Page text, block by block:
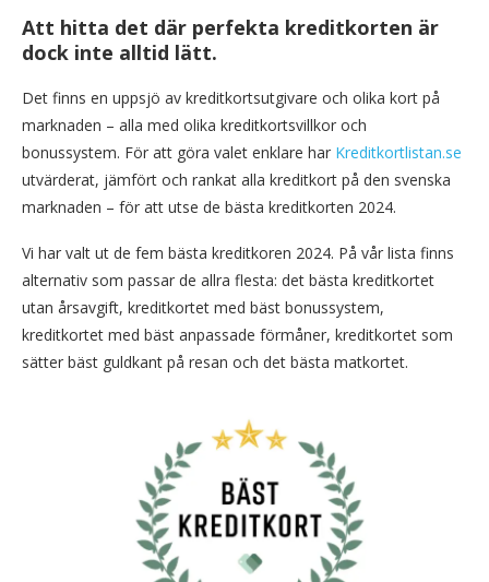
Att hitta det där perfekta kreditkorten är
dock inte alltid lätt.
Det finns en uppsjö av kreditkortsutgivare och olika kort på
marknaden – alla med olika kreditkortsvillkor och
bonussystem. För att göra valet enklare har Kreditkortlistan.se
utvärderat, jämfört och rankat alla kreditkort på den svenska
marknaden – för att utse de bästa kreditkorten 2024.
Vi har valt ut de fem bästa kreditkoren 2024. På vår lista finns
alternativ som passar de allra flesta: det bästa kreditkortet
utan årsavgift, kreditkortet med bäst bonussystem,
kreditkortet med bäst anpassade förmåner, kreditkortet som
sätter bäst guldkant på resan och det bästa matkortet.